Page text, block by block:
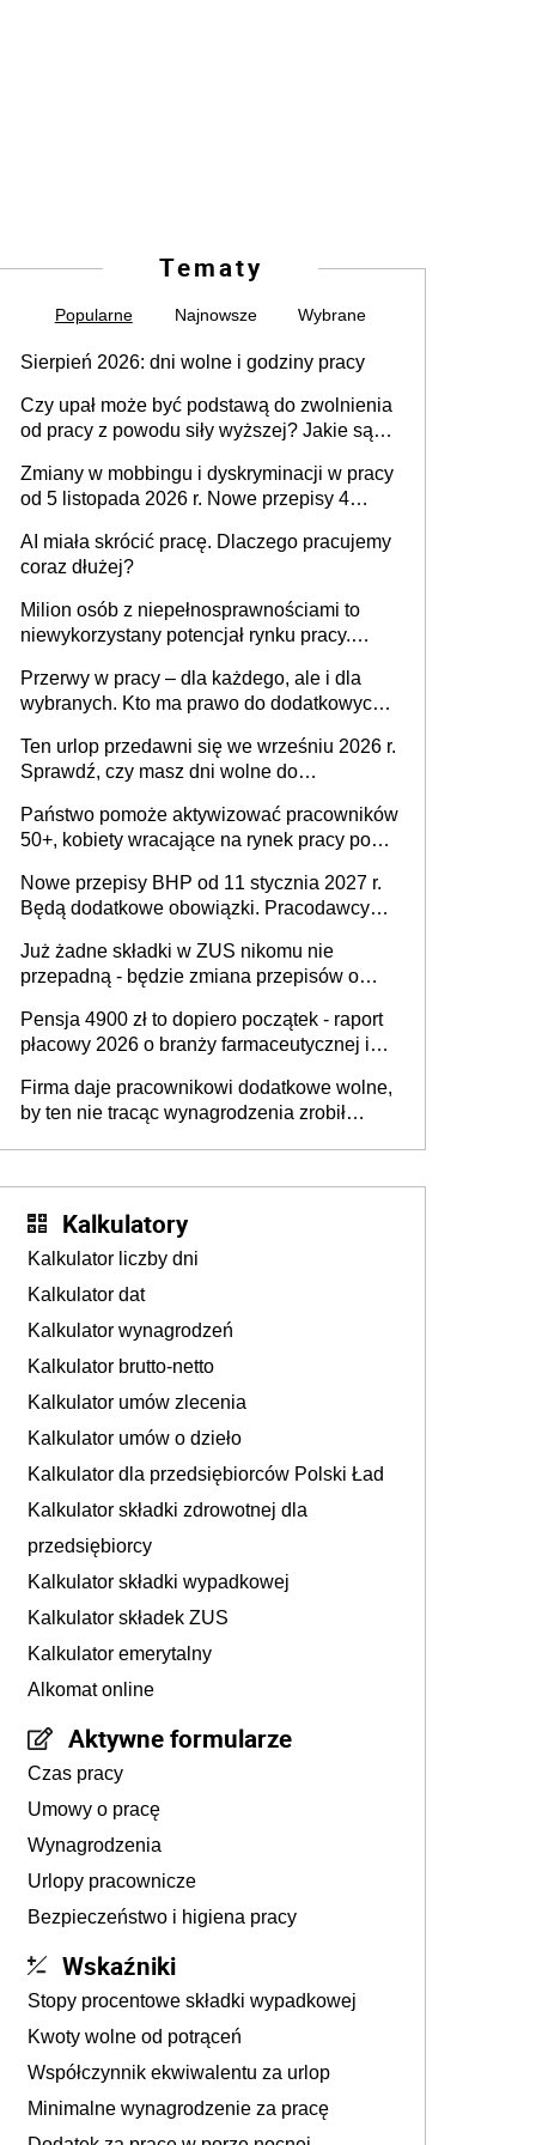
Tematy
Popularne Najnowsze Wybrane
Sierpień 2026: dni wolne i godziny pracy
Czy upał może być podstawą do zwolnienia
od pracy z powodu siły wyższej? Jakie są
Zmiany w mobbingu i dyskryminacji w pracy
od 5 listopada 2026 r. Nowe przepisy 4
Ustaw
AI miała skrócić pracę. Dlaczego pracujemy
coraz dłużej?
Milion osób z niepełnosprawnościami to
niewykorzystany potencjał rynku pracy.
dofinansowań czy refundacji, ale bariery po
stronie systemu i świadomości
pracodawców [WYWIAD]
Przerwy w pracy – dla każdego, ale i dla
wybranych. Kto ma prawo do dodatkowych
Ten urlop przedawni się we wrześniu 2026 r.
Sprawdź, czy masz dni wolne do
Państwo pomoże aktywizować pracowników
50+, kobiety wracające na rynek pracy po
osoby neuroatypowe. Powstanie Fundusz
na rzecz Inkluzywności w Zatrudnianiu?
Nowe przepisy BHP od 11 stycznia 2027 r.
Będą dodatkowe obowiązki. Pracodawcy
Już żadne składki w ZUS nikomu nie
przepadną - będzie zmiana przepisów o
ubezpieczeniom społecznym
Pensja 4900 zł to dopiero początek - raport
płacowy 2026 o branży farmaceutycznej i
Firma daje pracownikowi dodatkowe wolne,
by ten nie tracąc wynagrodzenia zrobił
Kalkulatory
Kalkulator liczby dni
Kalkulator dat
Kalkulator wynagrodzeń
Kalkulator brutto-netto
Kalkulator umów zlecenia
Kalkulator umów o dzieło
Kalkulator dla przedsiębiorców Polski Ład
Kalkulator składki zdrowotnej dla
przedsiębiorcy
Kalkulator składki wypadkowej
Kalkulator składek ZUS
Kalkulator emerytalny
Alkomat online
Aktywne formularze
Czas pracy
Umowy o pracę
Wynagrodzenia
Urlopy pracownicze
Bezpieczeństwo i higiena pracy
Wskaźniki
Stopy procentowe składki wypadkowej
Kwoty wolne od potrąceń
Współczynnik ekwiwalentu za urlop
Minimalne wynagrodzenie za pracę